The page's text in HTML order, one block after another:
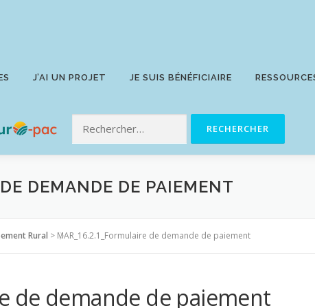
J’AI UN PROJET JE SUIS BÉNÉFICIAIRE
DEMANDE DE PAIEMENT
Rural > MAR_16.2.1_Formulaire de demande de paiement
de demande de paiement